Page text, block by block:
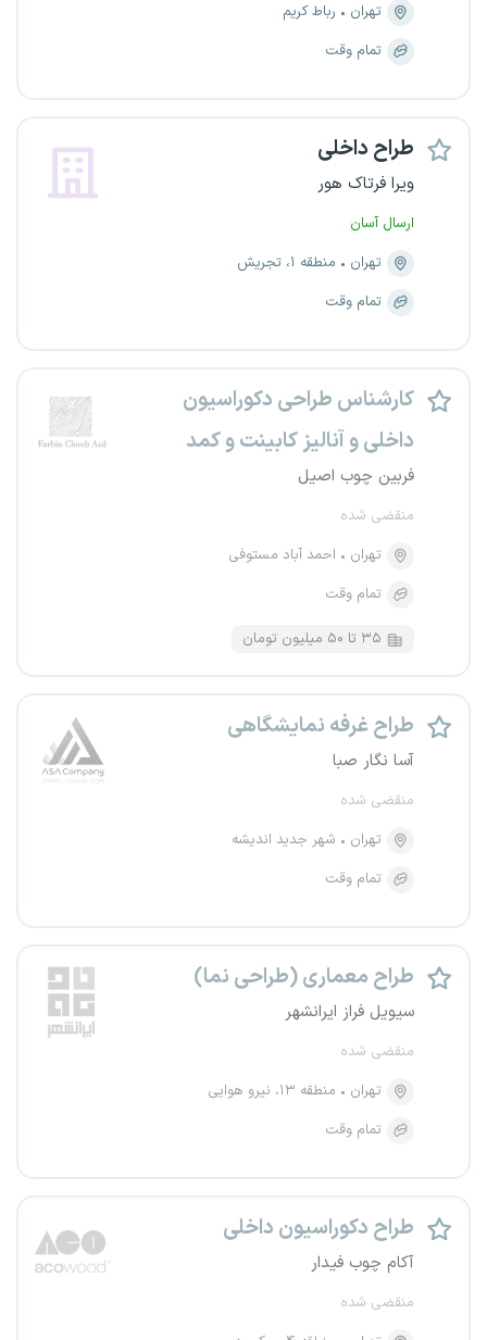
تهران
رباط کریم
تمام وقت
طراح داخلی
ویرا فرتاک هور
ارسال آسان
تهران
منطقه ۱، تجریش
تمام وقت
کارشناس طراحی دکوراسیون
داخلی و آنالیز کابینت و کمد
فربین چوب اصیل
منقضی شده
تهران
احمد آباد مستوفی
تمام وقت
۳۵ تا ۵۰ میلیون تومان
طراح غرفه نمایشگاهی
آسا نگار صبا
منقضی شده
تهران
شهر جدید اندیشه
تمام وقت
طراح معماری (طراحی نما)
سیویل فراز ایرانشهر
منقضی شده
تهران
منطقه ۱۳، نیرو هوایی
تمام وقت
طراح دکوراسیون داخلی
آکام چوب فیدار
منقضی شده